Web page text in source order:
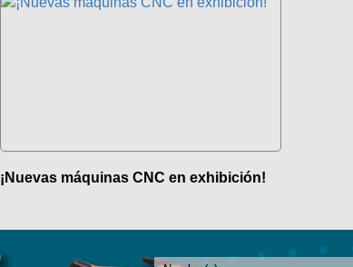
¡Nuevas máquinas CNC en exhibición!